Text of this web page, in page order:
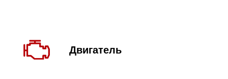
Двигатель